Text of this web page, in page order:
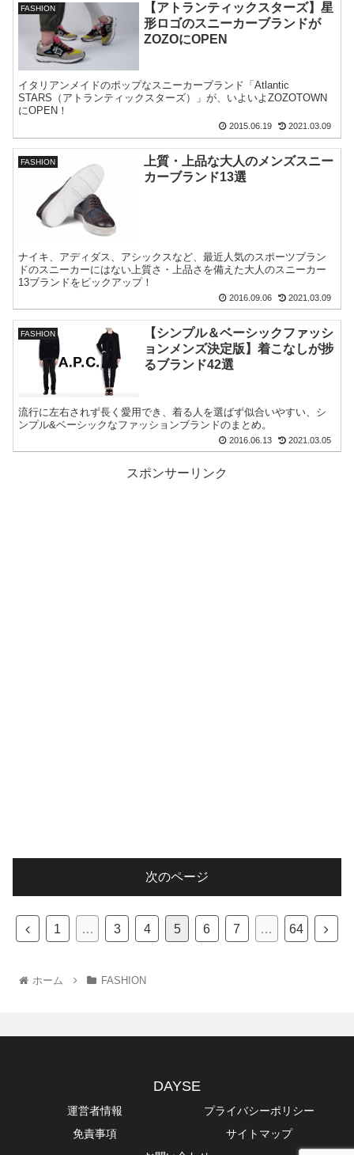
FASHION
【アトランティックスターズ】星
形ロゴのスニーカーブランドが
ZOZOにOPEN
イタリアンメイドのポップなスニーカーブランド「Atlantic
STARS（アトランティックスターズ）」が、いよいよZOZOTOWN
にOPEN！
2015.06.19 2021.03.09
FASHION
上質・上品な大人のメンズスニー
カーブランド13選
ナイキ、アディダス、アシックスなど、最近人気のスポーツブラン
ドのスニーカーにはない上質さ・上品さを備えた大人のスニーカー
13ブランドをピックアップ！
2016.09.06 2021.03.09
FASHION
【シンプル＆ベーシックファッシ
ョンメンズ決定版】着こなしが捗
るブランド42選
流行に左右されず長く愛用でき、着る人を選ばず似合いやすい、シ
ンプル&ベーシックなファッションブランドのまとめ。
2016.06.13 2021.03.05
スポンサーリンク
次のページ
1 … 3 4 5 6 7 … 64
ホーム FASHION
DAYSE
運営者情報
プライバシーポリシー
免責事項
サイトマップ